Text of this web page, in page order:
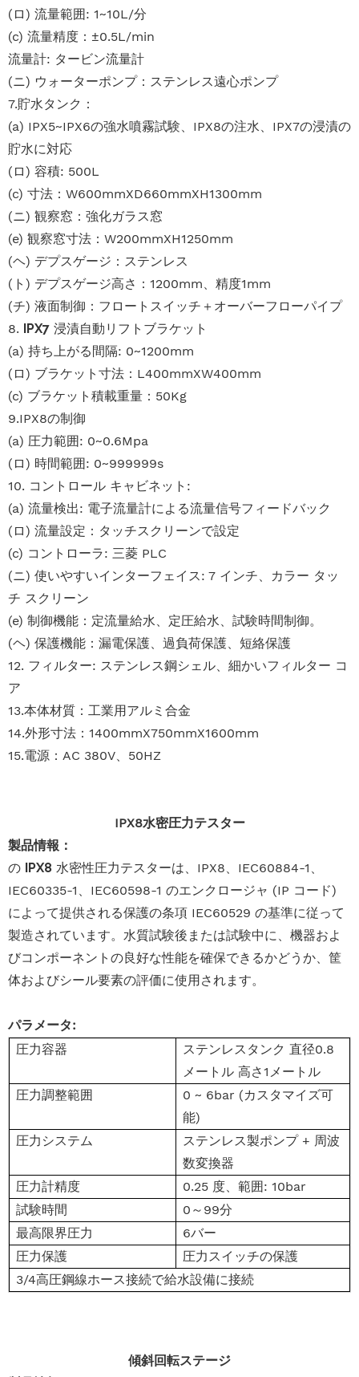
(ロ) 流量範囲: 1~10L/分
(c) 流量精度：±0.5L/min
流量計: タービン流量計
(ニ) ウォーターポンプ：ステンレス遠心ポンプ
7.貯水タンク：
(a) IPX5~IPX6の強水噴霧試験、IPX8の注水、IPX7の浸漬の
貯水に対応
(ロ) 容積: 500L
(c) 寸法：W600mmXD660mmXH1300mm
(ニ) 観察窓：強化ガラス窓
(e) 観察窓寸法：W200mmXH1250mm
(ヘ) デプスゲージ：ステンレス
(ト) デプスゲージ高さ：1200mm、精度1mm
(チ) 液面制御：フロートスイッチ＋オーバーフローパイプ
8. IPX7 浸漬自動リフトブラケット
(a) 持ち上がる間隔: 0~1200mm
(ロ) ブラケット寸法：L400mmXW400mm
(c) ブラケット積載重量：50Kg
9.IPX8の制御
(a) 圧力範囲: 0~0.6Mpa
(ロ) 時間範囲: 0~999999s
10. コントロール キャビネット:
(a) 流量検出: 電子流量計による流量信号フィードバック
(ロ) 流量設定：タッチスクリーンで設定
(c) コントローラ: 三菱 PLC
(ニ) 使いやすいインターフェイス: 7 インチ、カラー タッ
チ スクリーン
(e) 制御機能：定流量給水、定圧給水、試験時間制御。
(ヘ) 保護機能：漏電保護、過負荷保護、短絡保護
12. フィルター: ステンレス鋼シェル、細かいフィルター コ
ア
13.本体材質：工業用アルミ合金
14.外形寸法：1400mmX750mmX1600mm
15.電源：AC 380V、50HZ
IPX8水密圧力テスター
製品情報：
の IPX8 水密性圧力テスターは、IPX8、IEC60884-1、
IEC60335-1、IEC60598-1 のエンクロージャ (IP コード)
によって提供される保護の条項 IEC60529 の基準に従って
製造されています。水質試験後または試験中に、機器およ
びコンポーネントの良好な性能を確保できるかどうか、筐
体およびシール要素の評価に使用されます。
パラメータ:
圧力容器
ステンレスタンク 直径0.8
メートル 高さ1メートル
圧力調整範囲
0 ~ 6bar (カスタマイズ可
能)
圧力システム
ステンレス製ポンプ + 周波
数変換器
圧力計精度
0.25 度、範囲: 10bar
試験時間
0～99分
最高限界圧力
6バー
圧力保護
圧力スイッチの保護
3/4高圧鋼線ホース接続で給水設備に接続
傾斜回転ステージ